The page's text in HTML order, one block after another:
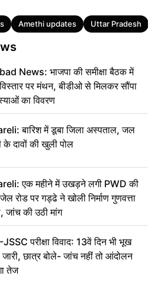
Amethi updates Uttar Pradesh
News: भाजपा की समीक्षा बैठक में
पर मंथन, बीडीओ से मिलकर सौंपा
का विवरण
बारिश में डूबा जिला अस्पताल, जल
के दावों की खुली पोल
एक महीने में उखड़ने लगी PWD की
रोड पर गड्ढे ने खोली निर्माण गुणवत्ता
जांच की उठी मांग
परीक्षा विवाद: 13वें दिन भी भूख
छात्र बोले- जांच नहीं तो आंदोलन
तेज